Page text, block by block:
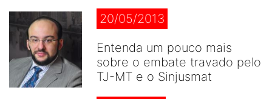
20/05/2013
Entenda um pouco mais
sobre o embate travado pelo
TJ-MT e o Sinjusmat